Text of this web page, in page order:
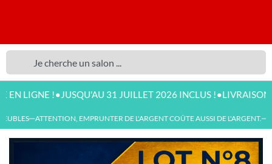
! •JUSQU'AU 31 JUILLET 2026 INCLUS !•LIVRAISON
—ATTENTION, EMPRUNTER DE L'ARGENT COÛTE AUSSI DE L'ARGENT.—